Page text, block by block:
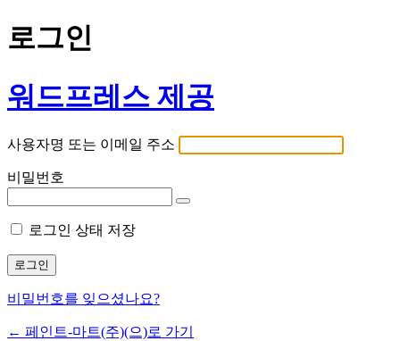
로그인
워드프레스 제공
사용자명 또는 이메일 주소
비밀번호
로그인 상태 저장
비밀번호를 잊으셨나요?
← 페인트-마트(주)(으)로 가기